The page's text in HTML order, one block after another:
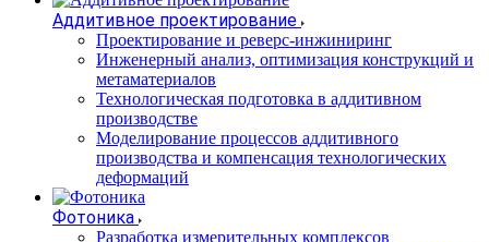
Аддитивное проектирование
Проектирование и реверс-инжиниринг
Инженерный анализ, оптимизация конструкций и
метаматериалов
Технологическая подготовка в аддитивном
производстве
Моделирование процессов аддитивного
производства и компенсация технологических
деформаций
Фотоника
Разработка измерительных комплексов